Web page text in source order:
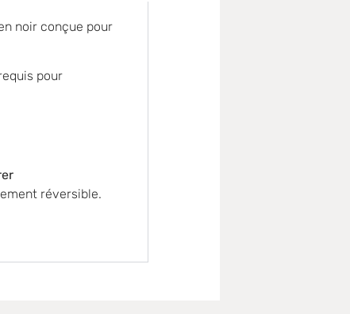
noir conçue pour
pour
réversible.